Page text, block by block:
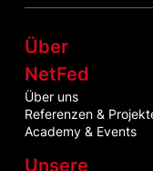
Über
NetFed
Über uns
Referenzen &
Academy & Events
Unsere